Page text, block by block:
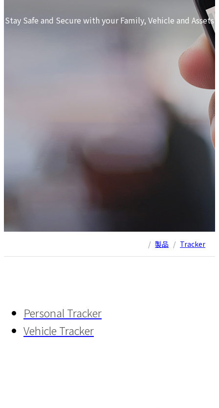
Stay Safe and Secure with your Family, Vehicle and Assets
/ 製品 / Tracker
Personal Tracker
Vehicle Tracker